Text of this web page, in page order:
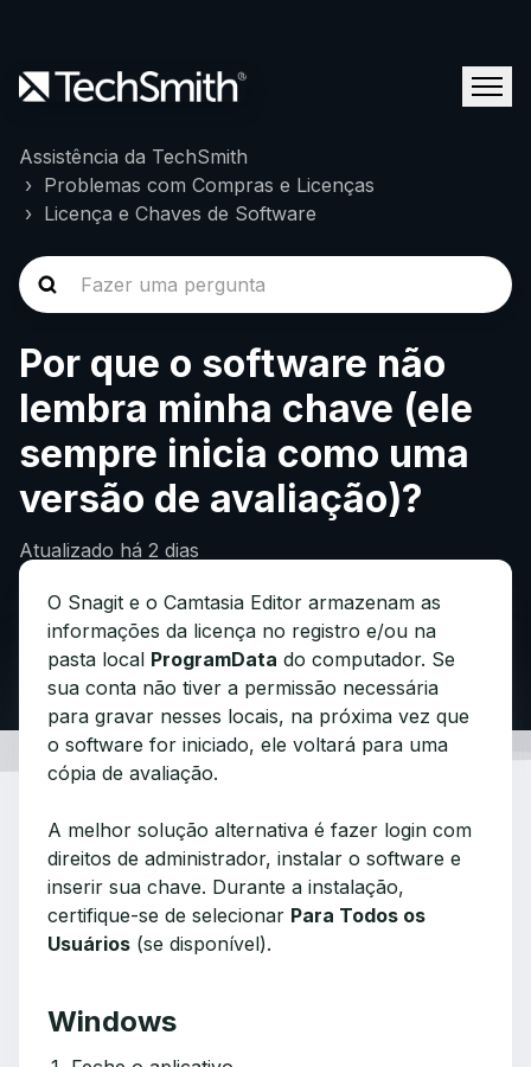
Assistência da TechSmith
Problemas com Compras e Licenças
Licença e Chaves de Software
Por que o software não
lembra minha chave (ele
sempre inicia como uma
versão de avaliação)?
Atualizado há 2 dias
O Snagit e o Camtasia Editor armazenam as
informações da licença no registro e/ou na
pasta local ProgramData do computador. Se
sua conta não tiver a permissão necessária
para gravar nesses locais, na próxima vez que
o software for iniciado, ele voltará para uma
cópia de avaliação.
A melhor solução alternativa é fazer login com
direitos de administrador, instalar o software e
inserir sua chave. Durante a instalação,
certifique-se de selecionar Para Todos os
Usuários (se disponível).
Windows